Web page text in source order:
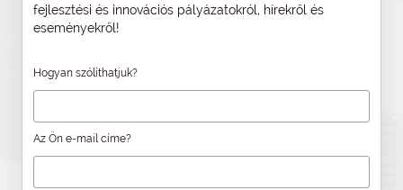
fejlesztési és innovációs pályázatokról, hírekről és
eseményekről!
Hogyan szólíthatjuk?
Az Ön e-mail címe?